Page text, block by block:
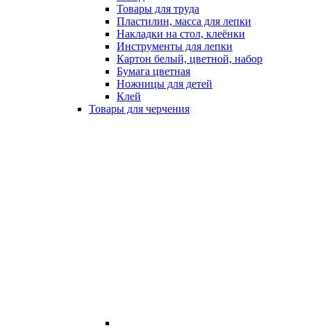
Товары для труда
Пластилин, масса для лепки
Накладки на стол, клеёнки
Инструменты для лепки
Картон белый, цветной, набор
Бумага цветная
Ножницы для детей
Клей
Товары для черчения